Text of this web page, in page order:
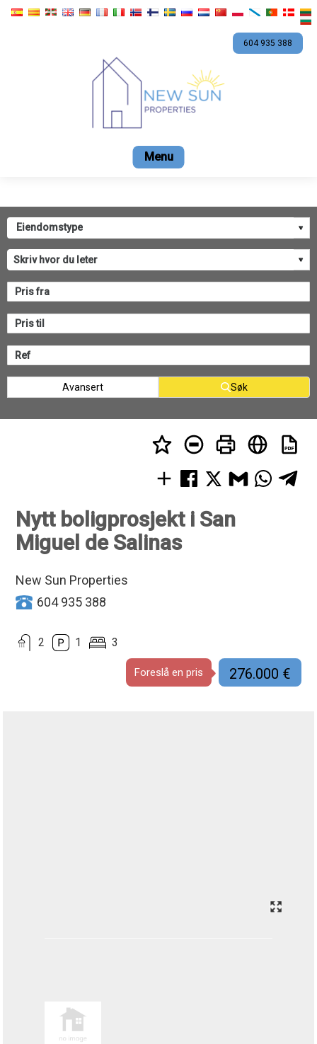
604 935 388
Leie Kontaktdetaljer
Avansert Søk
Nytt boligprosjekt i San
Miguel de Salinas
New Sun Properties
604 935 388
2 3
1
Foreslå en pris 276.000 €